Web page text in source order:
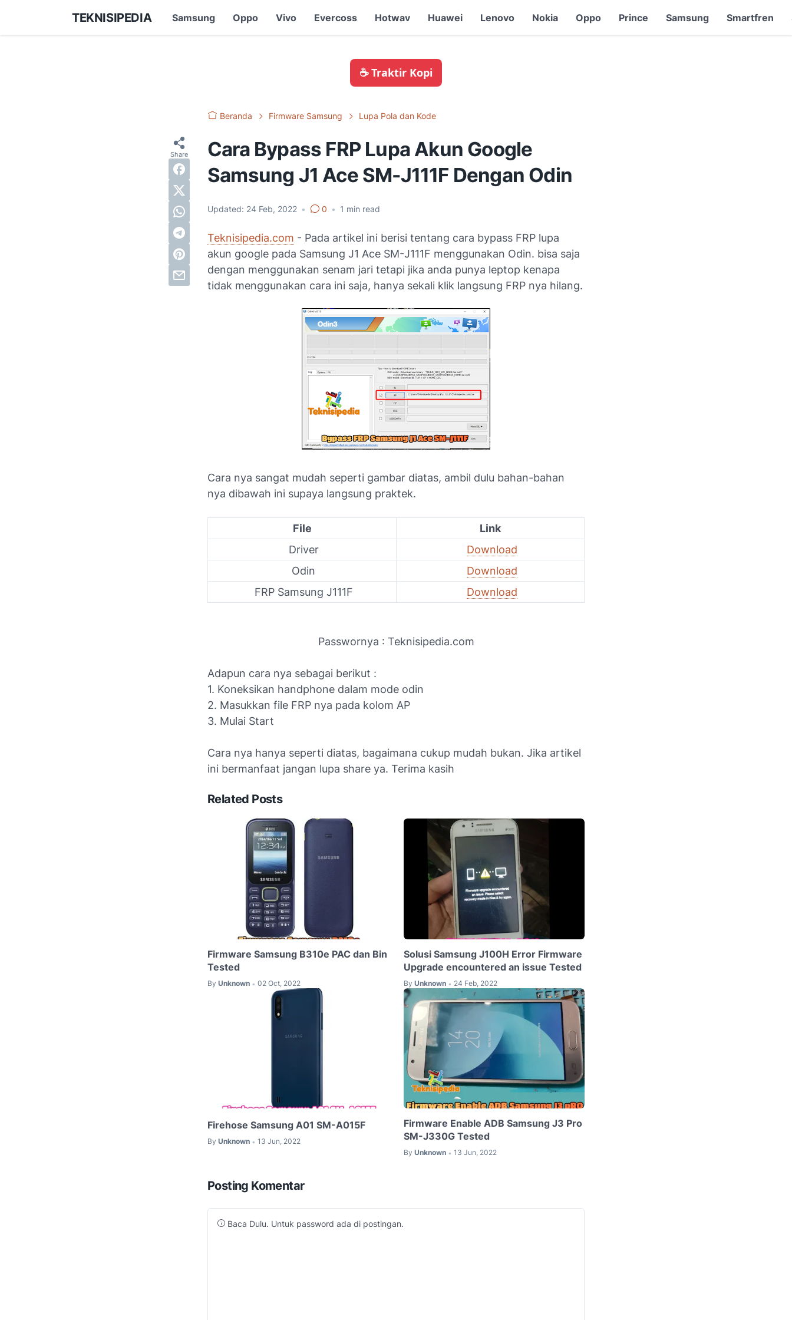
TEKNISIPEDIA Samsung Oppo Vivo Evercoss Hotwav Huawei Lenovo Nokia Oppo Prince Samsung Smartfren
☕ Traktir Kopi
Beranda Firmware Samsung Lupa Pola dan Kode
Cara Bypass FRP Lupa Akun Google
Samsung J1 Ace SM-J111F Dengan Odin
Updated: 24 Feb, 2022 • 0 • 1 min read
Teknisipedia.com - Pada artikel ini berisi tentang cara bypass FRP lupa
akun google pada Samsung J1 Ace SM-J111F menggunakan Odin. bisa saja
dengan menggunakan senam jari tetapi jika anda punya leptop kenapa
tidak menggunakan cara ini saja, hanya sekali klik langsung FRP nya hilang.
Cara nya sangat mudah seperti gambar diatas, ambil dulu bahan-bahan
nya dibawah ini supaya langsung praktek.
File
Link
Driver
Download
Odin
Download
FRP Samsung J111F
Download
Passwornya : Teknisipedia.com
Adapun cara nya sebagai berikut :
1. Koneksikan handphone dalam mode odin
2. Masukkan file FRP nya pada kolom AP
3. Mulai Start
Cara nya hanya seperti diatas, bagaimana cukup mudah bukan. Jika artikel
ini bermanfaat jangan lupa share ya. Terima kasih
Related Posts
Firmware Samsung B310e PAC dan Bin
Tested
By Unknown • 02 Oct, 2022
Solusi Samsung J100H Error Firmware
Upgrade encountered an issue Tested
By Unknown • 24 Feb, 2022
Firehose Samsung A01 SM-A015F
By Unknown • 13 Jun, 2022
Firmware Enable ADB Samsung J3 Pro
SM-J330G Tested
By Unknown • 13 Jun, 2022
Posting Komentar
Baca Dulu. Untuk password ada di postingan.